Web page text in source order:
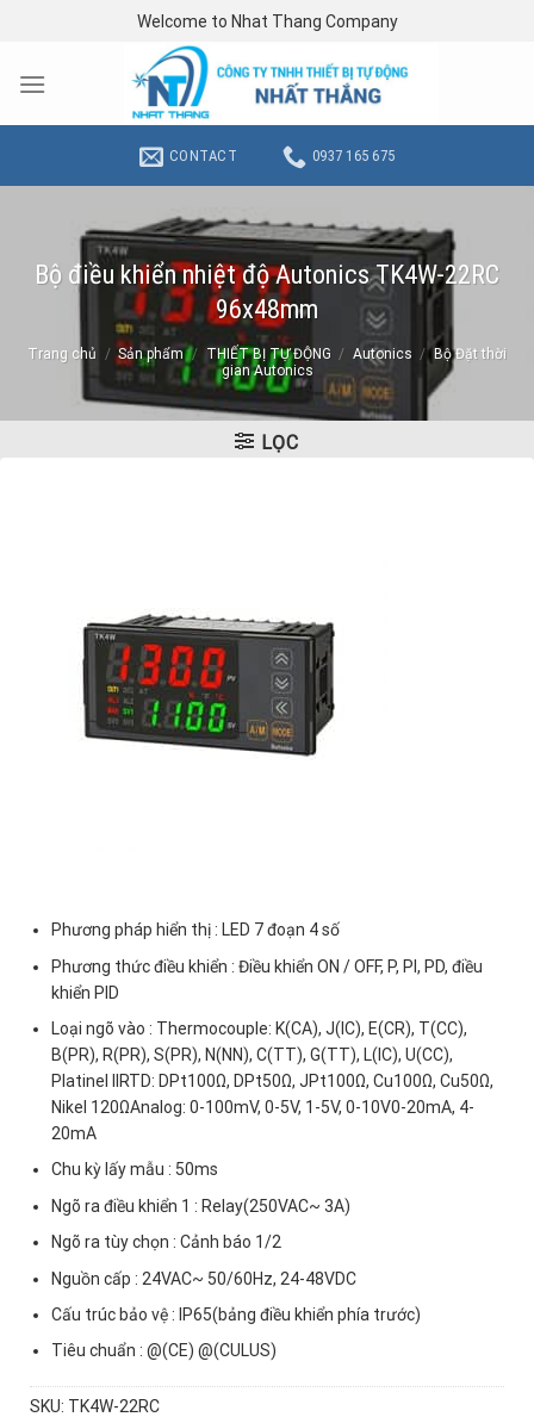
content
Welcome to Nhat Thang Company
CONTACT 0937 165 675
Bộ điều khiển nhiệt độ Autonics TK4W-22RC
96x48mm
Trang chủ / Sản phẩm / THIẾT BỊ TỰ ĐỘNG / Autonics /
Bộ Đặt thời
gian Autonics
LỌC
Phương pháp hiển thị : LED 7 đoạn 4 số
Phương thức điều khiển : Điều khiển ON / OFF, P, PI, PD, điều
khiển PID
Loại ngõ vào : Thermocouple: K(CA), J(IC), E(CR), T(CC),
B(PR), R(PR), S(PR), N(NN), C(TT), G(TT), L(IC), U(CC),
Platinel IIRTD: DPt100Ω, DPt50Ω, JPt100Ω, Cu100Ω, Cu50Ω,
Nikel 120ΩAnalog: 0-100mV, 0-5V, 1-5V, 0-10V0-20mA, 4-
20mA
Chu kỳ lấy mẫu : 50ms
Ngõ ra điều khiển 1 : Relay(250VAC~ 3A)
Ngõ ra tùy chọn : Cảnh báo 1/2
Nguồn cấp : 24VAC~ 50/60Hz, 24-48VDC
Cấu trúc bảo vệ : IP65(bảng điều khiển phía trước)
Tiêu chuẩn : @(CE) @(CULUS)
SKU: TK4W-22RC